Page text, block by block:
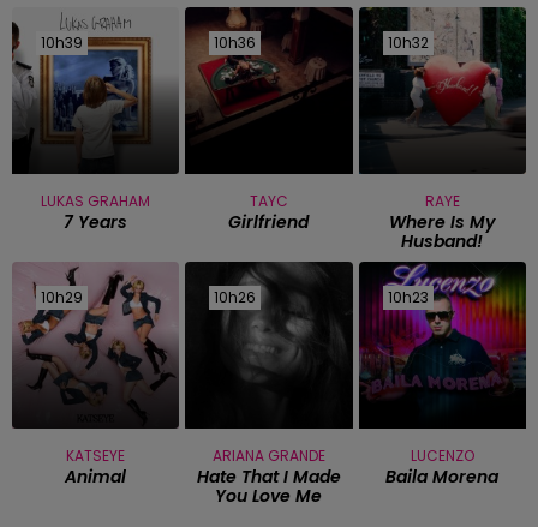
10h39
10h39
LUKAS GRAHAM
7 Years
10h36
10h36
TAYC
Girlfriend
10h32
10h32
RAYE
Where Is My
Husband!
10h29
10h29
KATSEYE
Animal
10h26
10h26
ARIANA GRANDE
Hate That I Made
You Love Me
10h23
10h23
LUCENZO
Baila Morena